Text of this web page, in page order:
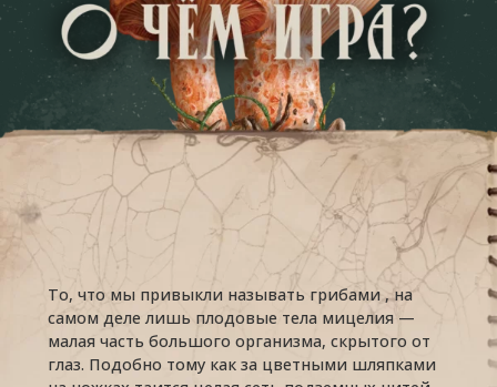
То, что мы привыкли называть грибами , на
самом деле лишь плодовые тела мицелия —
малая часть большого организма, скрытого от
глаз. Подобно тому как за цветными шляпками